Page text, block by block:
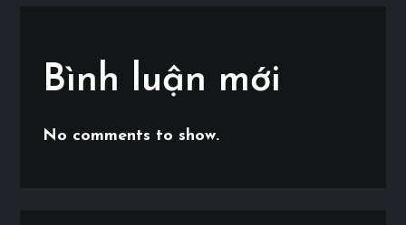
Bình luận mới
No comments to show.